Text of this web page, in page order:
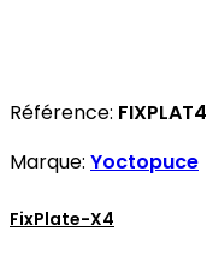
Référence: FIXPLAT4
Marque: Yoctopuce
FixPlate-X4